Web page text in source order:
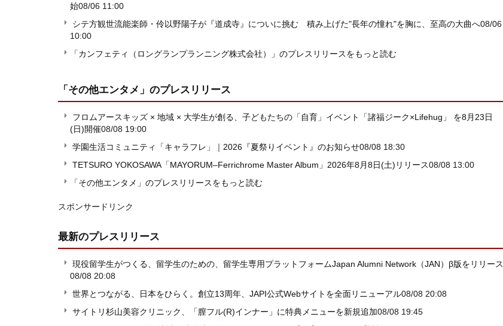
始08/06 11:00
シテ方観世流能楽師・伶以野陽子が『道成寺』についに挑む 積み上げた"長年の憧れ"を胸に、至高の大曲へ08/06
10:00
「カンフェティ（ロングランプランニング株式会社）」のプレスリリースをもっと読む
「その他エンタメ」 のプレスリリース
フロムアースキッズ × 地域 × 大学生が創る、子どもたちの「自育」イベント「諸福ジーク×Lifehug」 を8月23日
(日)開催08/08 19:00
学園生活コミュニティ「キャラフレ」｜2026『夏祭りイベント』のお知らせ08/08 18:30
TETSURO YOKOSAWA「MAYORUM–Ferrichrome Master Album」2026年8月8日(土)リリース08/08 13:00
「その他エンタメ」のプレスリリースをもっと読む
スポンサードリンク
最新のプレスリリース
現役留学生がつくる、留学生のための、留学生専用プラットフォームJapan Alumni Network（JAN）β版をリリース
08/08 20:08
世界とつながる、日本をひらく。創立13周年、JAPI公式Webサイトを全面リニューアル08/08 20:08
サイトリ杉山美容クリニック、「膣フル(R)インナー」に特典メニューを新規追加08/08 19:45